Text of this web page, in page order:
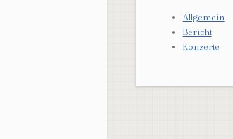
Allgemein
Bericht
Konzerte